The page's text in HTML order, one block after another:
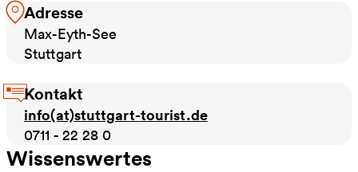
Adresse
Max-Eyth-See
Stuttgart
Kontakt
info(at)stuttgart-tourist.de
0711 - 22 28 0
Wissenswertes